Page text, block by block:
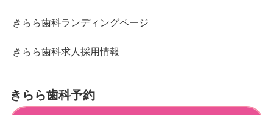
きらら歯科ランディングページ
きらら歯科求人採用情報
きらら歯科予約